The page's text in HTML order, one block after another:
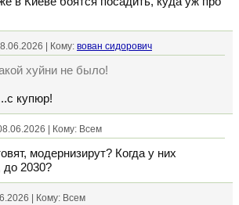
| Кому: вован сидорович
хуйни не было!
купюр!
| Кому: Всем
модернизирут? Когда у них
до 2030?
| Кому: Всем